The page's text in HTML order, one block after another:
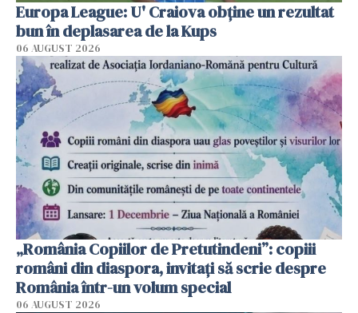
Europa League: U' Craiova obține un rezultat
bun în deplasarea de la Kups
06 AUGUST 2026
„România Copiilor de Pretutindeni”: copiii
români din diaspora, invitați să scrie despre
România într-un volum special
06 AUGUST 2026